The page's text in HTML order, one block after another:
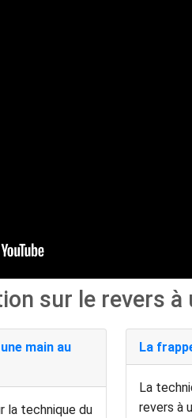
sur le revers
main au
la technique du
La
La
revers à